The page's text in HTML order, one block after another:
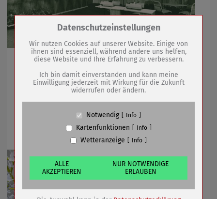
Bebildert und mit zeitgenössischen Berichten
unterlegt
14.03.2023 mehr
Tourist-Information ist frühlingsbereit
Zum Betrieb der Seite notwendige Cookies /
Name
PHP Session Cookie
Anbieter
Eigentümer dieser Website (Wenko-
Wenselaar GmbH & Co. KG)
Absicherung Kontaktformular / SPAM
Cookiespeicherung Entscheidungscookie
Anbieter
Eigentümer dieser Website (Wenko-
Wenselaar GmbH & Co. KG)
Zweck
Speichert die Einstellungen der Besucher
bezüglich der Speicherung von Cookies.
Cookie Name
dywc
Datenschutzeinstellungen
Wir nutzen Cookies auf unserer Website. Einige von
ihnen sind essenziell, während andere uns helfen,
diese Website und Ihre Erfahrung zu verbessern.
Ich bin damit einverstanden und kann meine
Einwilligung jederzeit mit Wirkung für die Zukunft
widerrufen oder ändern.
Notwendig Info
Kartenfunktionen Info
Wetteranzeige Info
ALLE
AKZEPTIEREN
NUR NOTWENDIGE
ERLAUBEN